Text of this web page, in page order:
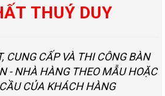
THUÝ DUY
CUNG CẤP VÀ THI CÔNG BÀN
- NHÀ HÀNG THEO MẪU HOẶC
CỦA KHÁCH HÀNG